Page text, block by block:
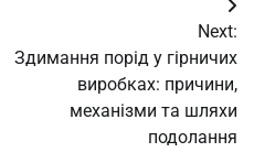
Next:
Здимання порід у гірничих
виробках: причини,
механізми та шляхи
подолання